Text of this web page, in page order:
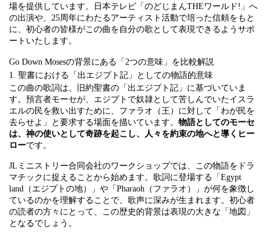
場を提供しています。日本テレビ「のどじまんTHEワールド!」へ
の出演や、25周年にわたるアーティスト活動で培った信頼をもと
に、初心者の皆様がこの曲を自分の歌として表現できるようサポ
ートいたします。
Go Down Mosesの背景にある「2つの意味」を比較解説
1. 聖書における「出エジプト記」としての物語的意味
この曲の歌詞は、旧約聖書の「出エジプト記」に基づいていま
す。預言者モーセが、エジプトで奴隷として苦しんでいたイスラ
エルの民を救い出すために、ファラオ（王）に対して「わが民を
去らせよ」と要求する場面を描いています。 物語としてのモーセ
は、神の使いとして奇跡を起こし、人々を約束の地へと導くヒー
ローです。
JLミニストリー合同会社のワークショップでは、この物語をドラ
マチックに捉えることから始めます。歌詞に登場する「Egypt
land（エジプトの地）」や「Pharaoh（ファラオ）」が何を象徴し
ているのかを理解することで、歌声に深みが生まれます。初心者
の読者の方々にとって、この歴史的背景は表現の大きな「地図」
となるでしょう。